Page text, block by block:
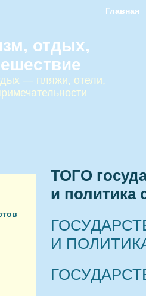
Главная
отдых,
— пляжи, отели,
ТОГО
и политика
И